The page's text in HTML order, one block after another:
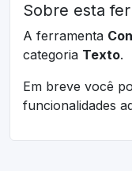
Sobre esta
A ferramenta
categoria Texto.
Em breve você
funcionalidades